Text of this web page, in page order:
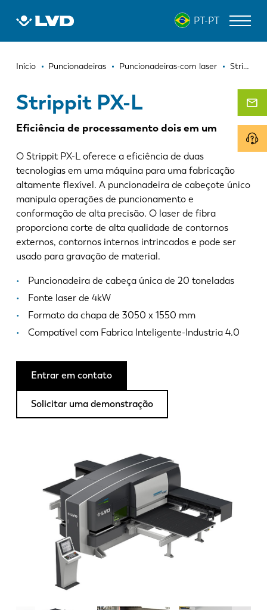
para
principal
PT-PT
Navegação
Início Puncionadeiras Puncionadeiras-com laser Strippit PX-L
Strippit PX-L
Eficiência de processamento dois em um
O Strippit PX-L oferece a eficiência de duas
tecnologias em uma máquina para uma fabricação
altamente flexível. A puncionadeira de cabeçote único
manipula operações de puncionamento e
conformação de alta precisão. O laser de fibra
proporciona corte de alta qualidade de contornos
externos, contornos internos intrincados e pode ser
usado para gravação de material.
Puncionadeira de cabeça única de 20 toneladas
Fonte laser de 4kW
Formato da chapa de 3050 x 1550 mm
Compatível com Fabrica Inteligente-Industria 4.0
Entrar em contato
Solicitar uma demonstração
STRIPPIT PX-L
MÁQUINAS DE CORTE A LASER
PANELADORAS
GUILHOTINAS
SOFTWARE
ATENDIMENTO AO CLIENTE
Sobre a LVD
Descubra a LVD
Indústrias & soluções
Carreiras
Contacte-nos